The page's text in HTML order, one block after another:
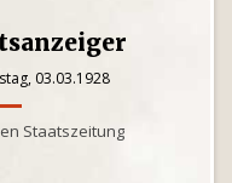
03.03.1928
Staatszeitung